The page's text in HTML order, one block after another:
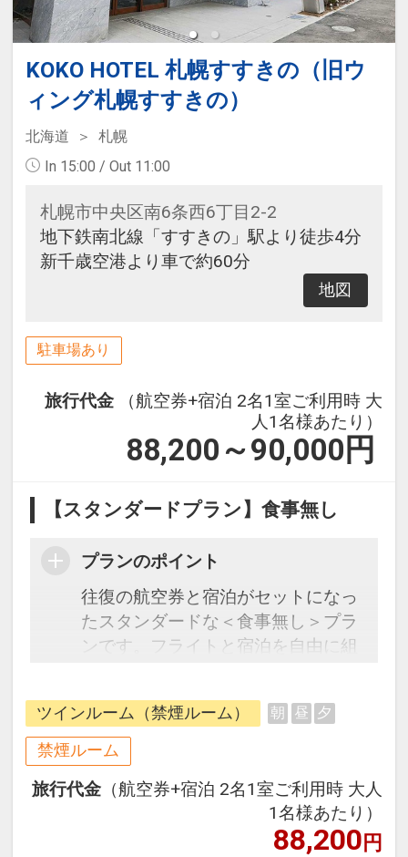
KOKO HOTEL 札幌すすきの（旧ウ
ィング札幌すすきの）
北海道
札幌
In 15:00 / Out 11:00
札幌市中央区南6条西6丁目2-2
地下鉄南北線「すすきの」駅より徒歩4分
新千歳空港より車で約60分
地図
駐車場あり
旅行代金
（航空券+宿泊 2名1室ご利用時 大
人1名様あたり）
88,200～90,000 円
【スタンダードプラン】食事無し
プランのポイント
往復の航空券と宿泊がセットになっ
たスタンダードな＜食事無し＞プラ
ンです。フライトと宿泊を自由に組
ージだから、一都市滞在はもちろん
周遊旅行にも最適！
旅行期間中の1泊だけの宿泊や延
泊・飛び泊なども自由自在です。
フライトは、安心のJAL（または
JALグループ）確約！フライトマイ
ツインルーム（禁煙ルーム） 朝 昼 夕
禁煙ルーム
旅行代金 （航空券+宿泊 2名1室ご利用時 大人
1名様あたり）
88,200円